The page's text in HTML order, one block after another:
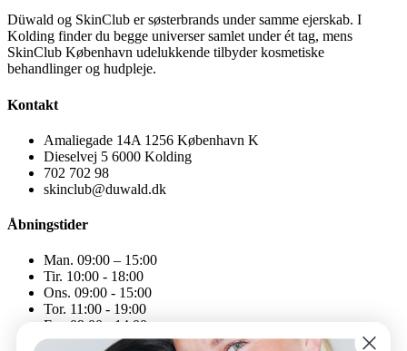
Düwald og SkinClub er søsterbrands under samme ejerskab. I
Kolding finder du begge universer samlet under ét tag, mens
SkinClub København udelukkende tilbyder kosmetiske
behandlinger og hudpleje.
Kontakt
Amaliegade 14A 1256 København K
Dieselvej 5 6000 Kolding
702 702 98
skinclub@duwald.dk
Åbningstider
Man. 09:00 – 15:00
Tir. 10:00 - 18:00
Ons. 09:00 - 15:00
Tor. 11:00 - 19:00
Fre. 09:00 - 14:00
Åbningstiderne kan variere